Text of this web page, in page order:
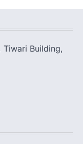
Tiwari Building,